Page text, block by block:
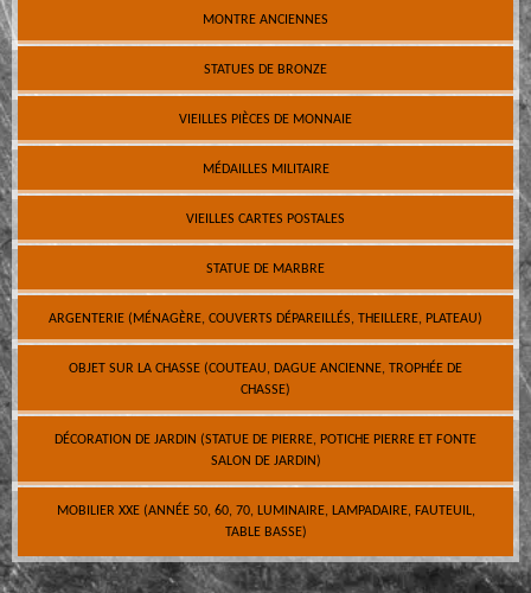
MONTRE ANCIENNES
STATUES DE BRONZE
VIEILLES PIÈCES DE MONNAIE
MÉDAILLES MILITAIRE
VIEILLES CARTES POSTALES
STATUE DE MARBRE
ARGENTERIE (MÉNAGÈRE, COUVERTS DÉPAREILLÉS, THEILLERE, PLATEAU)
OBJET SUR LA CHASSE (COUTEAU, DAGUE ANCIENNE, TROPHÉE DE
CHASSE)
DÉCORATION DE JARDIN (STATUE DE PIERRE, POTICHE PIERRE ET FONTE
SALON DE JARDIN)
MOBILIER XXE (ANNÉE 50, 60, 70, LUMINAIRE, LAMPADAIRE, FAUTEUIL,
TABLE BASSE)